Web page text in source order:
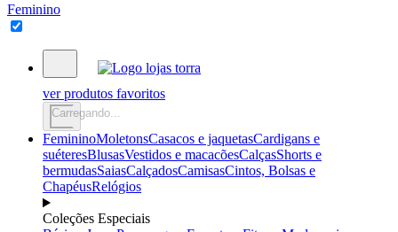
Feminino
ver produtos favoritos
Carregando...
FemininoMoletonsCasacos e jaquetasCardigans e
suéteresBlusasVestidos e macacõesCalçasShorts e
bermudasSaiasCalçadosCamisasCintos, Bolsas e
ChapéusRelógios
Coleções Especiais